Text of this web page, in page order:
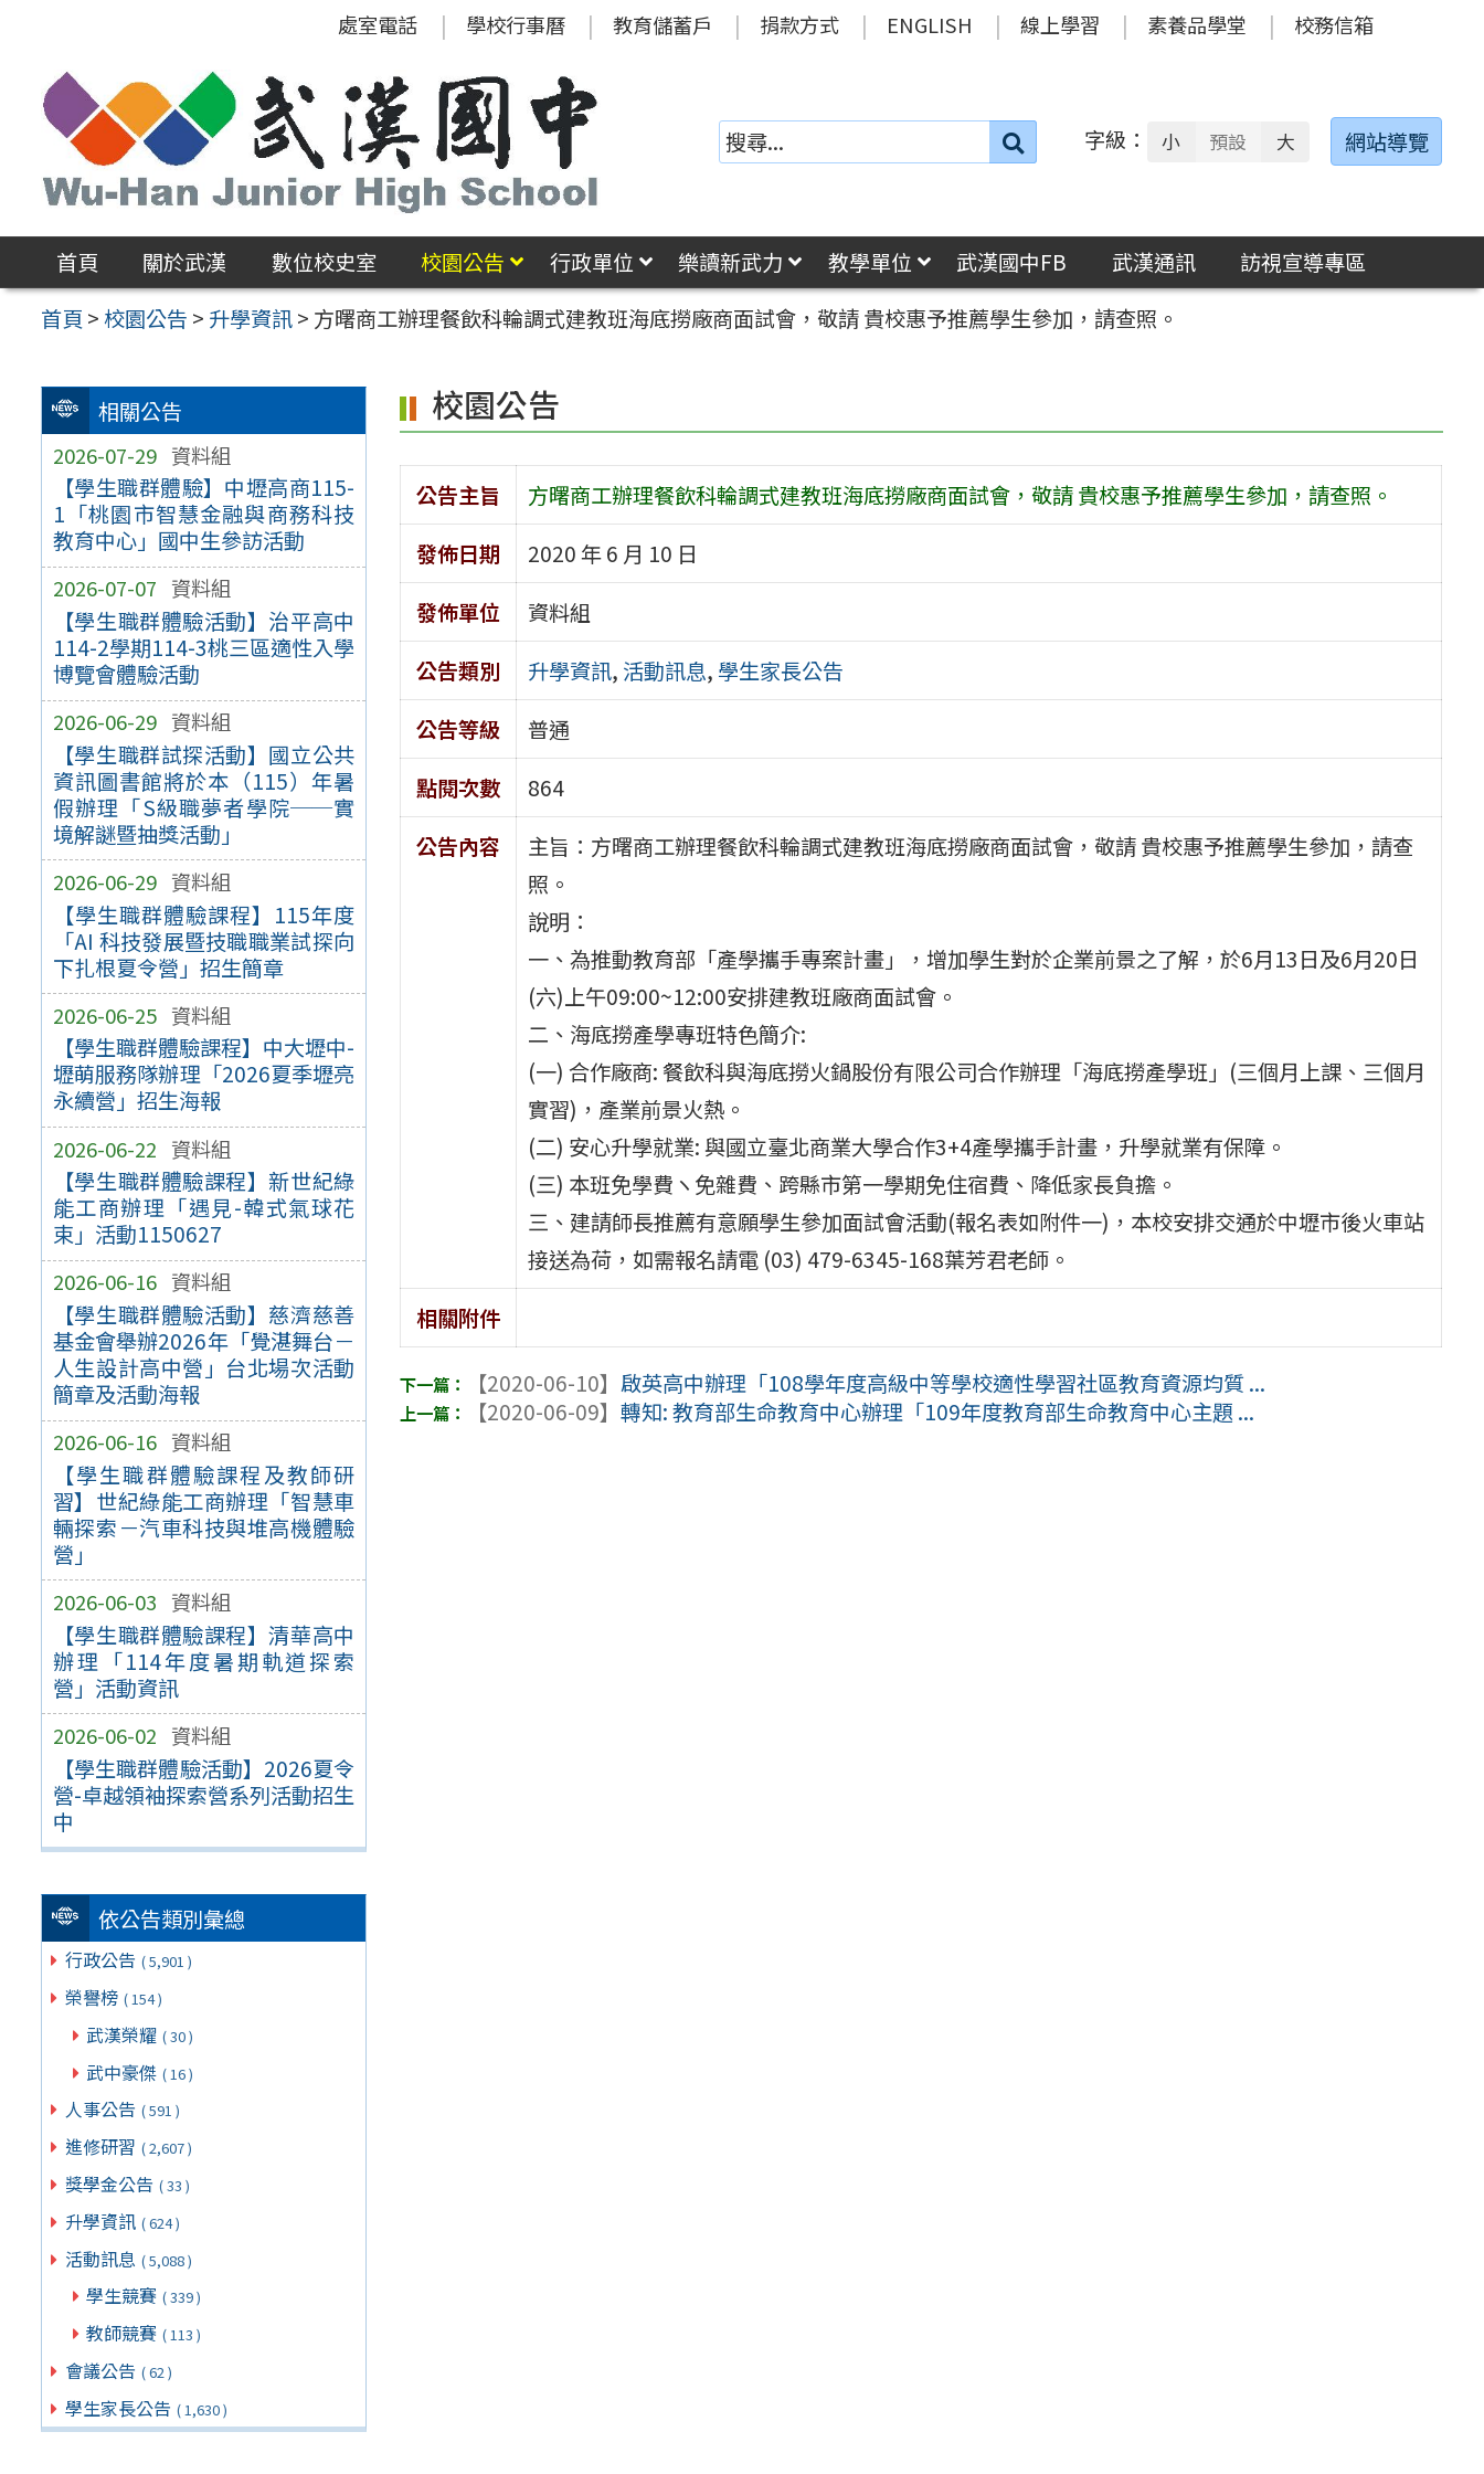
區
處室電話 學校行事曆 教育儲蓄戶 捐款方式 ENGLISH 線上學習 素養品學堂 校務信箱
搜
字級： 小 預設 大 網站導覽
首頁 關於武漢 數位校史室 校園公告 行政單位 樂讀新武力 教學單位 武漢國中FB 武漢通訊
訪視宣導專區
首頁 >校園公告 > 升學資訊> 方曙商工辦理餐飲科輪調式建教班海底撈廠商面試會，敬請 貴校惠予推薦學生參加，請查照。
相關公告
2026-07-29 資料組
【學生職群體驗】中壢高商115-
1「桃園市智慧金融與商務科技
教育中心」國中生參訪活動
2026-07-07 資料組
【學生職群體驗活動】治平高中
114-2學期114-3桃三區適性入學
博覽會體驗活動
2026-06-29 資料組
【學生職群試探活動】國立公共
資訊圖書館將於本（115）年暑
假辦理「S級職夢者學院──實
境解謎暨抽獎活動」
2026-06-29 資料組
【學生職群體驗課程】115年度
「AI 科技發展暨技職職業試探向
下扎根夏令營」招生簡章
2026-06-25 資料組
【學生職群體驗課程】中大壢中-
壢萌服務隊辦理「2026夏季壢亮
永續營」招生海報
2026-06-22 資料組
【學生職群體驗課程】新世紀綠
能工商辦理「遇見-韓式氣球花
束」活動1150627
2026-06-16 資料組
【學生職群體驗活動】慈濟慈善
基金會舉辦2026年「覺湛舞台－
人生設計高中營」台北場次活動
簡章及活動海報
2026-06-16 資料組
【學生職群體驗課程及教師研
習】世紀綠能工商辦理「智慧車
輛探索－汽車科技與堆高機體驗
營」
2026-06-03 資料組
【學生職群體驗課程】清華高中
辦理「114年度暑期軌道探索
營」活動資訊
2026-06-02 資料組
【學生職群體驗活動】2026夏令
營-卓越領袖探索營系列活動招生
中
依公告類別彙總
行政公告 ( 5,901 )
榮譽榜 ( 154 )
武漢榮耀 ( 30 )
武中豪傑 ( 16 )
人事公告 ( 591 )
進修研習 ( 2,607 )
獎學金公告 ( 33 )
升學資訊 ( 624 )
活動訊息 ( 5,088 )
學生競賽 ( 339 )
教師競賽 ( 113 )
會議公告 ( 62 )
學生家長公告 ( 1,630 )
校園公告
公告主旨
方曙商工辦理餐飲科輪調式建教班海底撈廠商面試會，敬請 貴校惠予推薦學生參加，請查照。
發佈日期
2020 年 6 月 10 日
發佈單位
資料組
公告類別
升學資訊, 活動訊息, 學生家長公告
公告等級
普通
點閱次數
864
公告內容
主旨：方曙商工辦理餐飲科輪調式建教班海底撈廠商面試會，敬請 貴校惠予推薦學生參加，請查
照。
說明：
一、為推動教育部「產學攜手專案計畫」，增加學生對於企業前景之了解，於6月13日及6月20日
(六)上午09:00~12:00安排建教班廠商面試會。
二、海底撈產學專班特色簡介:
(一) 合作廠商: 餐飲科與海底撈火鍋股份有限公司合作辦理「海底撈產學班」(三個月上課、三個月
實習)，產業前景火熱。
(二) 安心升學就業: 與國立臺北商業大學合作3+4產學攜手計畫，升學就業有保障。
(三) 本班免學費ヽ免雜費、跨縣市第一學期免住宿費、降低家長負擔。
三、建請師長推薦有意願學生參加面試會活動(報名表如附件一)，本校安排交通於中壢市後火車站
接送為荷，如需報名請電 (03) 479-6345-168葉芳君老師。
相關附件
【2020-06-10】啟英高中辦理「108學年度高級中等學校適性學習社區教育資源均質 ...
【2020-06-09】轉知: 教育部生命教育中心辦理「109年度教育部生命教育中心主題 ...